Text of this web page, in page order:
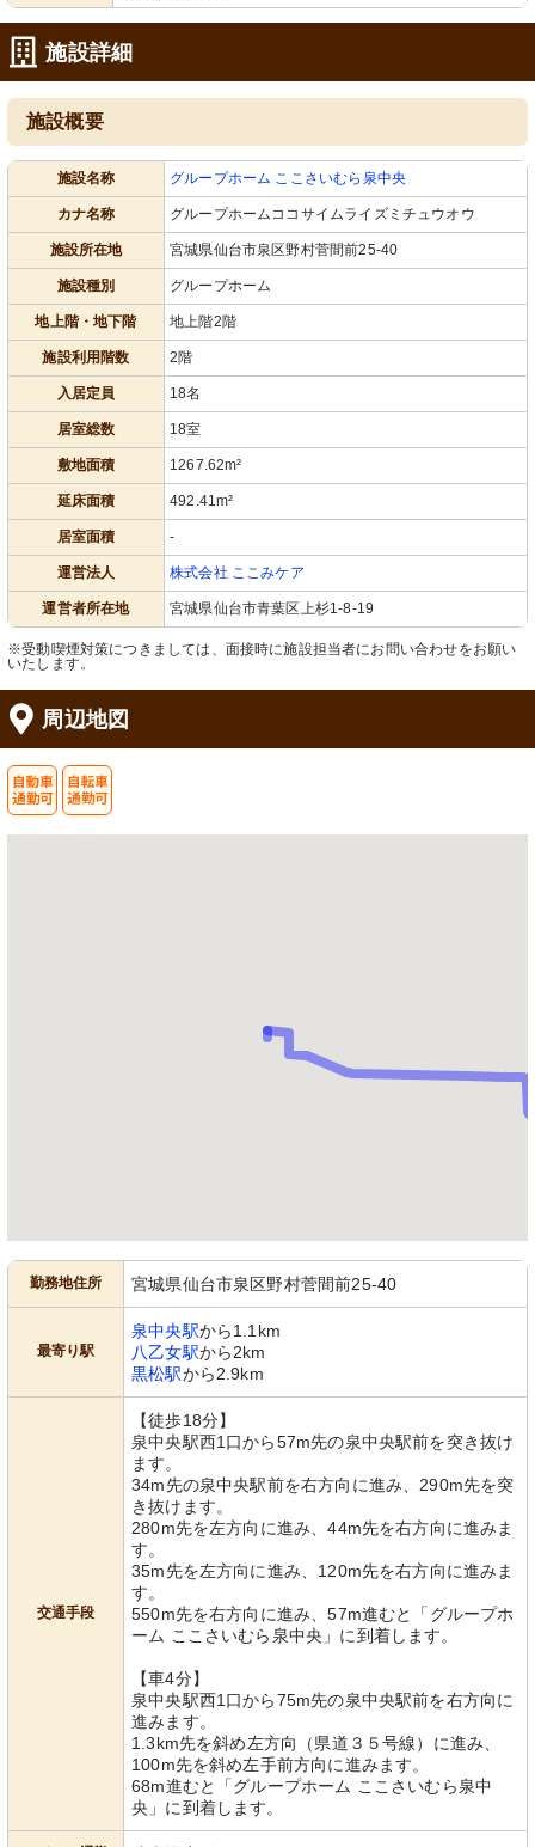
施設詳細
施設概要
施設名称 グループホーム ここさいむら泉中央
カナ名称 グループホームココサイムライズミチュウオウ
施設所在地 宮城県仙台市泉区野村菅間前25-40
施設種別 グループホーム
地上階・地下階 地上階2階
施設利用階数 2階
入居定員 18名
居室総数 18室
敷地面積 1267.62m²
延床面積 492.41m²
居室面積 -
運営法人 株式会社 ここみケア
運営者所在地 宮城県仙台市青葉区上杉1-8-19
※受動喫煙対策につきましては、面接時に施設担当者にお問い合わせをお願い
いたします。
周辺地図
勤務地住所 宮城県仙台市泉区野村菅間前25-40
最寄り駅
泉中央駅から1.1km
八乙女駅から2km
黒松駅から2.9km
交通手段
【徒歩18分】
泉中央駅西1口から57m先の泉中央駅前を突き抜け
ます。
34m先の泉中央駅前を右方向に進み、290m先を突
き抜けます。
280m先を左方向に進み、44m先を右方向に進みま
す。
35m先を左方向に進み、120m先を右方向に進みま
す。
550m先を右方向に進み、57m進むと「グループホ
ーム ここさいむら泉中央」に到着します。
【車4分】
泉中央駅西1口から75m先の泉中央駅前を右方向に
進みます。
1.3km先を斜め左方向（県道３５号線）に進み、
100m先を斜め左手前方向に進みます。
68m進むと「グループホーム ここさいむら泉中
央」に到着します。